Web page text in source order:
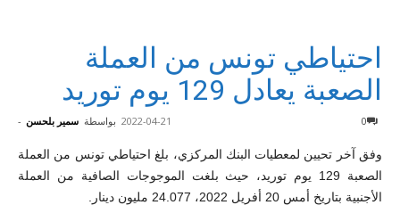
احتياطي تونس من العملة
الصعبة يعادل 129 يوم توريد
بواسطة سمير بلحسن - 2022-04-21 0
وفق آخر تحيين لمعطيات البنك المركزي، بلغ احتياطي تونس من العملة
الصعبة 129 يوم توريد، حيث بلغت الموجوجات الصافية من العملة
الأجنبية بتاريخ أمس 20 أفريل 2022، 24.077 مليون دينار.